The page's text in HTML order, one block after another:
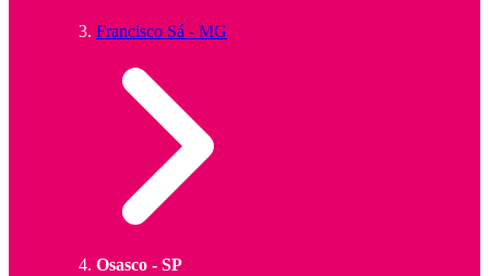
Francisco Sá - MG
Osasco - SP